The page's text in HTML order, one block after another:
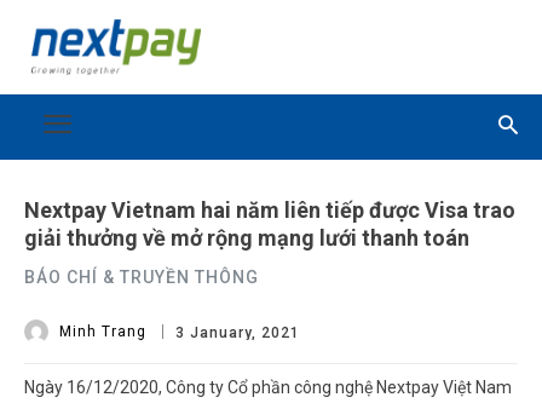
Nextpay Vietnam hai năm liên tiếp được Visa trao
giải thưởng về mở rộng mạng lưới thanh toán
BÁO CHÍ & TRUYỀN THÔNG
Minh Trang 3 January, 2021
Ngày 16/12/2020, Công ty Cổ phần công nghệ Nextpay Việt Nam